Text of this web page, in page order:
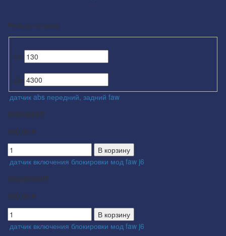
Фильтр по цене
От
До
датчик abs передний, задний faw
35503606S
400.00 ₽
В корзину
датчик включения блокировки мод faw j6
3834050A0E
350.00 ₽
В корзину
датчик включения блокировки мод faw j6